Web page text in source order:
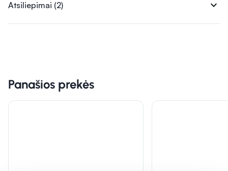
Atsiliepimai (2) expand_more
Panašios prekės